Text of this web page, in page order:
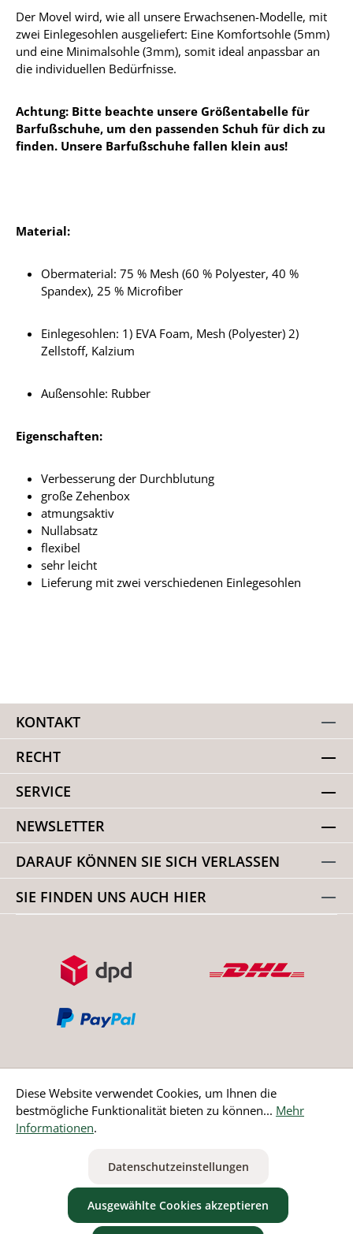
Der Movel wird, wie all unsere Erwachsenen-Modelle, mit
zwei Einlegesohlen ausgeliefert: Eine Komfortsohle (5mm)
und eine Minimalsohle (3mm), somit ideal anpassbar an
die individuellen Bedürfnisse.
Achtung: Bitte beachte unsere Größentabelle für
Barfußschuhe, um den passenden Schuh für dich zu
finden. Unsere Barfußschuhe fallen klein aus!
Material:
Obermaterial: 75 % Mesh (60 % Polyester, 40 %
Spandex), 25 % Microfiber
Einlegesohlen: 1) EVA Foam, Mesh (Polyester) 2)
Zellstoff, Kalzium
Außensohle: Rubber
Eigenschaften:
Verbesserung der Durchblutung
große Zehenbox
atmungsaktiv
Nullabsatz
flexibel
sehr leicht
Lieferung mit zwei verschiedenen Einlegesohlen
KONTAKT
RECHT
SERVICE
NEWSLETTER
DARAUF KÖNNEN SIE SICH VERLASSEN
SIE FINDEN UNS AUCH HIER
Bestellung widerrufen
ausgenommen Nicht EU-Länder
Diese Website verwendet Cookies, um Ihnen die
bestmögliche Funktionalität bieten zu können... Mehr
Informationen.
Datenschutzeinstellungen
Ausgewählte Cookies akzeptieren